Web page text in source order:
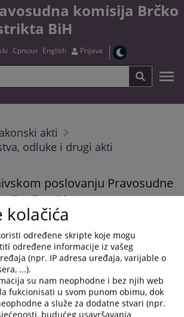
komisija Brčko
BiH
Српски English Prijava
akti
odluke i drugi akti
poslovanju Pravosudne
distrikta BiH
preuzetiOVDJE.
na: Bosanski jezik
na: Српски језик
229PREGLEDA
kolačića
određene skripte koje mogu
određene informacije iz vašeg
(npr. IP adresa uređaja, varijable o
...).
su nam neophodne i bez njih web
fukcionisati u svom punom obimu, dok
a služe za dodatne stvari (npr.
budućeg usavršavanja